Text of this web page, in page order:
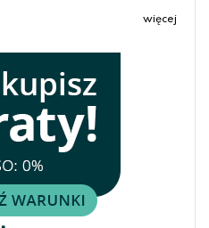
więcej